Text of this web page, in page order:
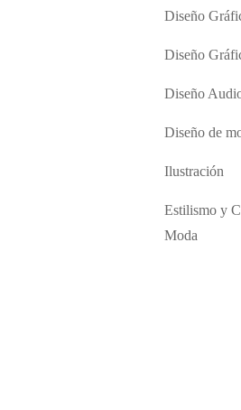
Diseño
Diseño
Diseño
Diseño de
Ilustración
Estilismo y
Moda